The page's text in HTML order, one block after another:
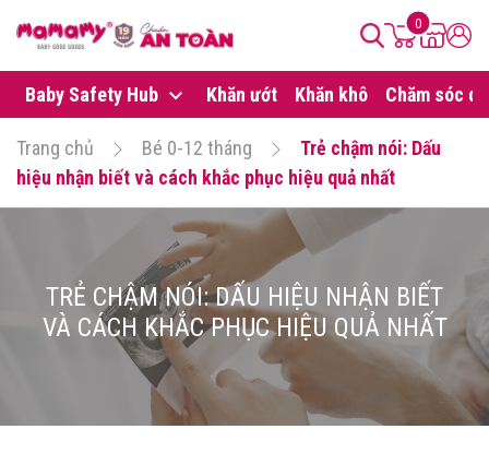
0
Baby Safety Hub Khăn ướt Khăn khô Chăm sóc da
Trang chủ Bé 0-12 tháng
Trẻ chậm nói: Dấu
hiệu nhận biết và cách khắc phục hiệu quả nhất
TRẺ CHẬM NÓI: DẤU HIỆU NHẬN BIẾT
VÀ CÁCH KHẮC PHỤC HIỆU QUẢ NHẤT